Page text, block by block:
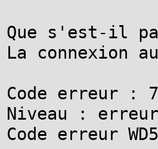
Que s'est-il
La connexion
Code erreur :
Niveau :
Code erreur